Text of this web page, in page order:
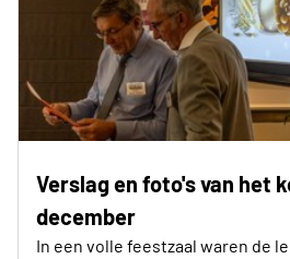
Verslag en foto's van het
december
In een volle feestzaal waren de